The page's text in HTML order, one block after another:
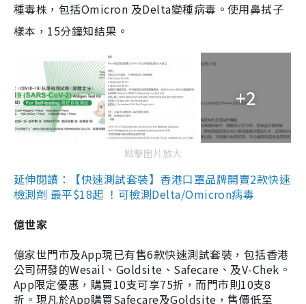
種毒株，包括Omicron 及Delta變種病毒。使用鼻拭子
樣本，15分鐘知結果。
+2
點擊圖片放大
延伸閱讀：【快速測試套裝】香港口罩品牌開賣2款快速
檢測劑 最平$18起 ！可檢測Delta/Omicron病毒
億世家
億家世門市及App現已有售6款快速測試套裝，包括香港
公司研發的Wesail、Goldsite、Safecare、及V-Chek。
App限定優惠，購買10支可享75折，而門市則10支8
折。現凡於App購買Safecare及Goldsite，售價低至